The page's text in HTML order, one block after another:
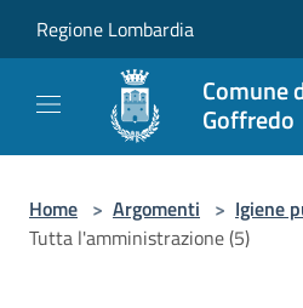
Regione Lombardia
Comune
Goffredo
Home > Argomenti > Igiene
Tutta l'amministrazione (5)